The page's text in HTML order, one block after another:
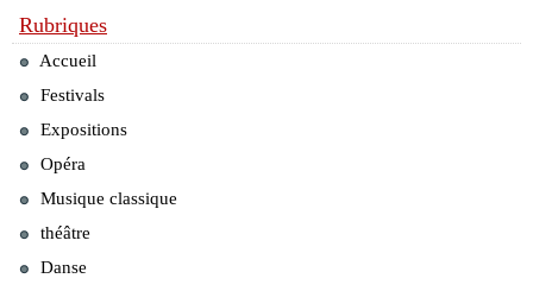
Rubriques
Accueil
Festivals
Expositions
Opéra
Musique classique
théâtre
Danse